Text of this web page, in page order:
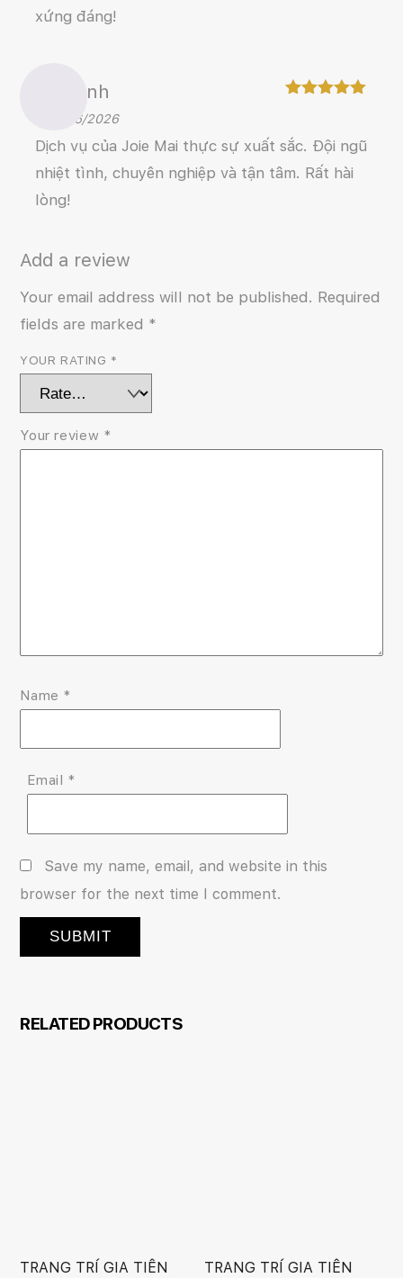
xứng đáng!
Lan Anh
28/06/2026
Dịch vụ của Joie Mai thực sự xuất sắc. Đội ngũ
nhiệt tình, chuyên nghiệp và tận tâm. Rất hài
lòng!
Add a review
Your email address will not be published. Required
fields are marked *
YOUR RATING *
Your review *
Name *
Email *
Save my name, email, and website in this
browser for the next time I comment.
RELATED PRODUCTS
TRANG TRÍ GIA TIÊN
TRANG TRÍ GIA TIÊN